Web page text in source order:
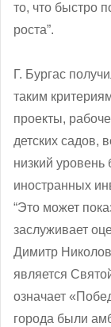
то, что быстро
роста”.
Г. Бургас
таким
проекты,
детских садов,
низкий
иностранных
“Это может
заслуживает
Димитр
является
означает
города были